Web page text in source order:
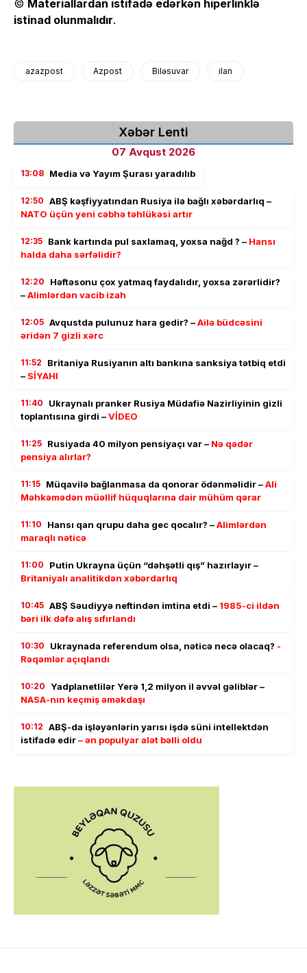
© Materiallardan istifadə edərkən hiperlinklə
istinad olunmalıdır.
azazpost Azpost Biləsuvar ilan
Xəbər Lenti
07 Avqust 2026
13:08 Media və Yayım Şurası yaradılıb
12:50 ABŞ kəşfiyyatından Rusiya ilə bağlı xəbərdarlıq –
NATO üçün yeni cəbhə təhlükəsi artır
12:35 Bank kartında pul saxlamaq, yoxsa nağd ? – Hansı
halda daha sərfəlidir?
12:20
Həftəsonu çox yatmaq faydalıdır, yoxsa zərərlidir?
–Alimlərdən vacib izah
12:05 Avqustda pulunuz hara gedir? –Ailə büdcəsini
əridən 7 gizli xərc
11:52
Britaniya Rusiyanın altı bankına sanksiya tətbiq etdi
– SİYAHI
11:40
Ukraynalı pranker Rusiya Müdafiə Nazirliyinin gizli
toplantısına girdi –VİDEO
11:25 Rusiyada 40 milyon pensiyaçı var – Nə qədər
pensiya alırlar?
11:15 Müqavilə bağlanmasa da qonorar ödənməlidir –Ali
Məhkəmədən müəllif hüquqlarına dair mühüm qərar
11:10 Hansı qan qrupu daha gec qocalır? –Alimlərdən
maraqlı nəticə
11:00
Putin Ukrayna üçün “dəhşətli qış” hazırlayır –
Britaniyalı analitikdən xəbərdarlıq
10:45 ABŞ Səudiyyə neftindən imtina etdi – 1985-ci ildən
bəri ilk dəfə alış sıfırlandı
10:30 Ukraynada referendum olsa, nəticə necə olacaq? -
Rəqəmlər açıqlandı
10:20 Yadplanetlilər Yerə 1,2 milyon il əvvəl gəliblər –
NASA-nın keçmiş əməkdaşı
10:12 ABŞ-da işləyənlərin yarısı işdə süni intellektdən
istifadə edir– ən populyar alət bəlli oldu